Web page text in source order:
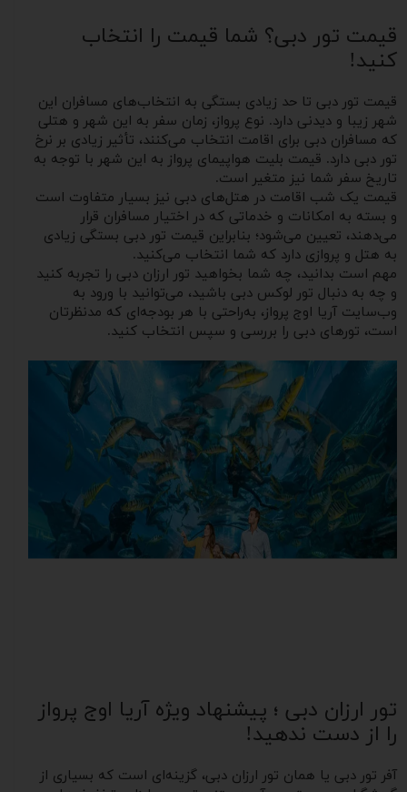
قیمت تور دبی؟ شما قیمت را انتخاب
کنید!
قیمت تور دبی تا حد زیادی بستگی به انتخاب‌های مسافران این
شهر زیبا و دیدنی دارد. نوع پرواز، زمان سفر به این شهر و هتلی
که مسافران دبی برای اقامت انتخاب می‌کنند، تأثیر زیادی بر نرخ
تور دبی دارد. قیمت بلیت هواپیمای پرواز به این شهر با توجه به
تاریخ سفر شما نیز متغیر است.
قیمت یک شب اقامت در هتل‌های دبی نیز بسیار متفاوت است
و بسته به امکانات و خدماتی که در اختیار مسافران قرار
می‌دهند، تعیین می‌شود؛ بنابراین قیمت تور دبی بستگی زیادی
به هتل و پروازی دارد که شما انتخاب می‌کنید.
مهم است بدانید، چه شما بخواهید تور ارزان دبی را تجربه کنید
و چه به دنبال تور لوکس دبی باشید، می‌توانید با ورود به
وب‌سایت آریا اوج پرواز، به‌راحتی با هر بودجه‌ای که مدنظرتان
است، تورهای دبی را بررسی و سپس انتخاب کنید.
تور ارزان دبی ؛ پیشنهاد ویژه آریا اوج پرواز
را از دست ندهید!
آفر تور دبی یا همان تور ارزان دبی، گزینه‌ای است که بسیاری از